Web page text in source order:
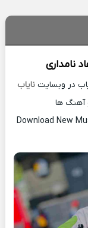
نامداری
در وبسایت نایاب
آهنگ ها
Download New